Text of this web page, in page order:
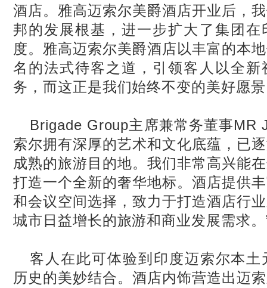
酒店。雅高迈索尔美爵酒店开业后，
邦的发展根基，进一步扩大了集团
度。雅高迈索尔美爵酒店以丰富的本
名的法式待客之道，引领客人以全
务，而这正是我们始终不变的美好愿景
Brigade Group主席兼常务董事MR
索尔拥有深厚的艺术和文化底蕴，已
成熟的旅游目的地。我们非常高兴能
打造一个全新的奢华地标。酒店提供
和会议空间选择，致力于打造酒店行
城市日益增长的旅游和商业发展需求。
客人在此可体验到印度迈索尔本
历史的美妙结合。酒店内饰营造出迈